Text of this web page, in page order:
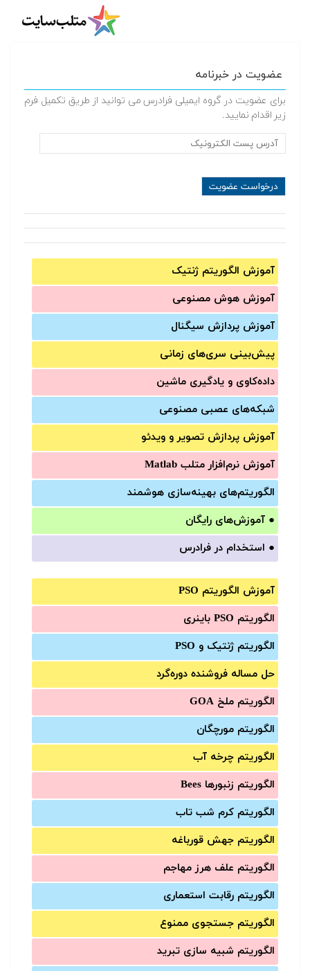
عضویت در خبرنامه
برای عضویت در گروه ایمیلی فرادرس می توانید از طریق تکمیل فرم
زیر اقدام نمایید.
آموزش الگوریتم ژنتیک
آموزش‌ هوش مصنوعی
آموزش‌ پردازش سیگنال
پیش‌‌بینی سری‌‌های زمانی
داده‌کاوی و یادگیری ماشین
شبکه‌های عصبی مصنوعی
آموزش‌ پردازش تصویر و ویدئو
آموزش‌ نرم‌افزار متلب Matlab
الگوریتم‌های بهینه‌سازی هوشمند
● آموزش‌های رایگان
● استخدام در فرادرس
آموزش الگوریتم PSO
الگوریتم PSO باینری
الگوریتم ژنتیک و PSO
حل مساله فروشنده دوره‌گرد
الگوریتم ملخ GOA
الگوریتم مورچگان
الگوریتم چرخه آب
الگوریتم زنبورها Bees
الگوریتم کرم شب تاب
الگوریتم جهش قورباغه
الگوریتم علف هرز مهاجم
الگوریتم رقابت استعماری
الگوریتم جستجوی ممنوع
الگوریتم شبیه سازی تبرید